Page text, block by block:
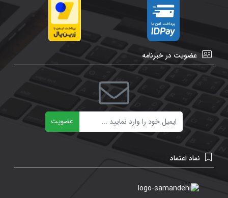
عضویت در خبرنامه
عضویت
نماد اعتماد